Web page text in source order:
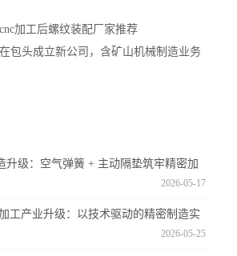
加工后螺纹装配厂家推荐
包头成立新公司，含矿山机械制造业务
升级：空气弹簧 + 主动隔垫筑牢精密加
2026-05-17
工产业升级：以技术驱动的精密制造实
2026-05-25